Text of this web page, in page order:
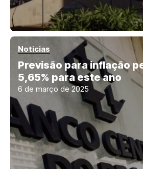
Notícias
Previsão para inflação
5,65% para este ano
6 de março de 2025